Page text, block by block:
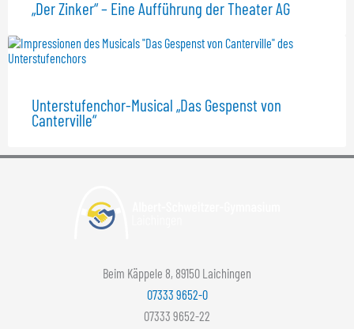
„Der Zinker“ – Eine Aufführung der Theater AG
Unterstufenchor-Musical „Das Gespenst von
Canterville“
Beim Käppele 8, 89150 Laichingen
07333 9652-0
07333 9652-22